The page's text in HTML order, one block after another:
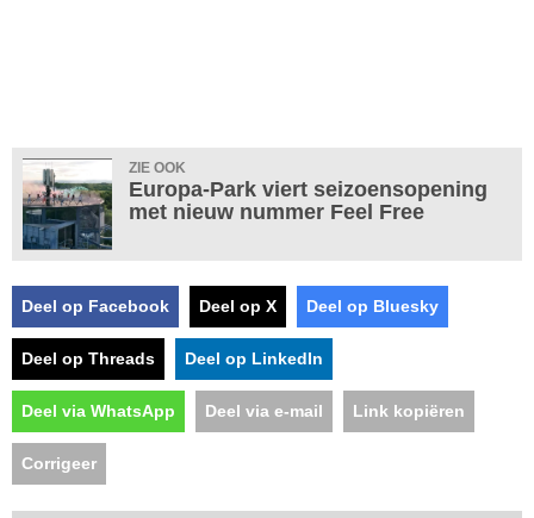
ZIE OOK
Europa-Park viert seizoensopening
met nieuw nummer Feel Free
Deel op Facebook Deel op X Deel op Bluesky
Deel op Threads Deel op LinkedIn
Deel via WhatsApp Deel via e-mail Link kopiëren
Corrigeer